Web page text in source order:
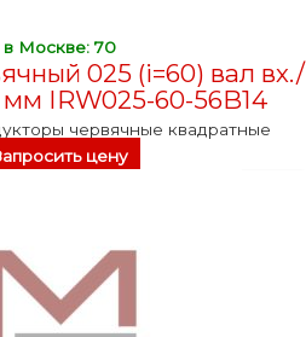
в Москве: 70
025 (i=60) вал вх./
мм IRW025-60-56B14
червячные квадратные
цену